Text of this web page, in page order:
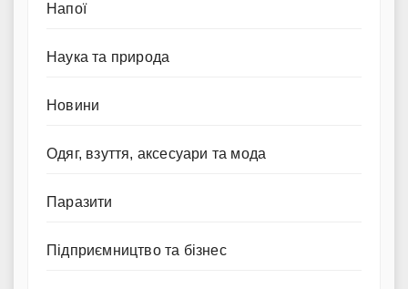
Напої
Наука та природа
Новини
Одяг, взуття, аксесуари та мода
Паразити
Підприємництво та бізнес